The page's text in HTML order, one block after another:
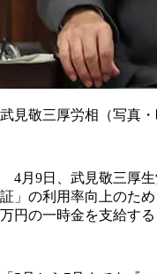
武見敬三厚労相（写真・
4月9日、武見敬三厚
証」の利用率向上のた
万円の一時金を支給する